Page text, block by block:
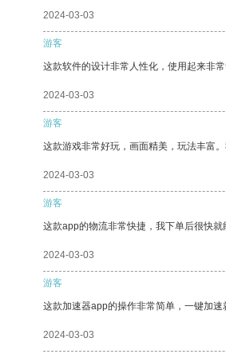
2024-03-03
游客
这款软件的设计非常人性化，使用起来非常
2024-03-03
游客
这款游戏非常好玩，画面精美，玩法丰富
2024-03-03
游客
这款app的物流非常快捷，我下单后很快就
2024-03-03
游客
这款加速器app的操作非常简单，一键加速
2024-03-03